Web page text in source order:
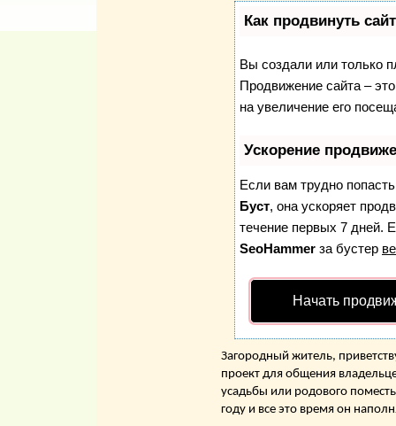
Как продвинуть
Вы создали или только
Продвижение сайта –
на увеличение его
Ускорение
Если вам трудно
Буст, она ускоряет
течение первых 7 дней.
SeoHammer за бустер
Начать
Загородный житель,
проект для общения
усадьбы или родового
году и все это время он